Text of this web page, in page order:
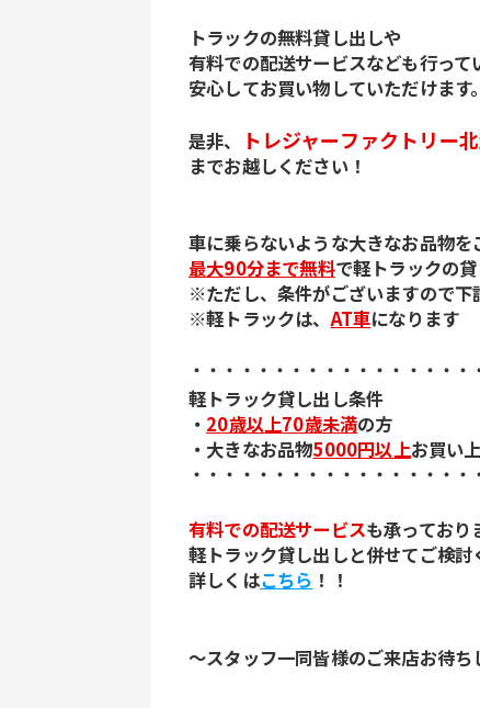
トラックの無料貸し出しや
有料での配送サービスなども行って
安心してお買い物していただけます。
是非、
トレジャーファクトリー
までお越しください！
車に乗らないような大きなお品物
最大90分まで無料で軽トラックの
※ただし、条件がございますので下
※軽トラックは、AT車になります
・・・・・・・・・・・・・・・・・
軽トラック貸し出し条件
・ 20歳以上70歳未満の方
・大きなお品物5000円以上お買い
・・・・・・・・・・・・・・・・・
有料での配送サービスも承っており
軽トラック貸し出しと併せてご検討
詳しくはこちら ！！
～スタッフ一同皆様のご来店お待ち